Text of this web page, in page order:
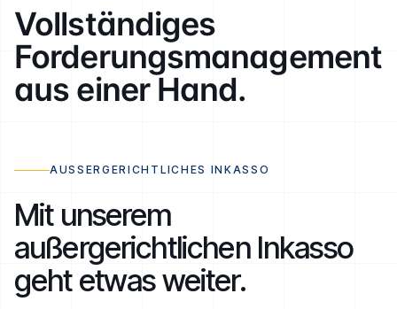
Vollständiges
Forderungs­management
aus einer Hand.
AUSSERGERICHTLICHES INKASSO
Mit unserem
außergerichtlichen Inkasso
geht etwas weiter.